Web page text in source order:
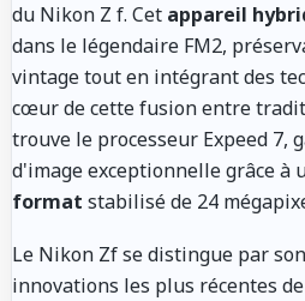
du Nikon Z f. Cet appareil
dans le légendaire FM2,
vintage tout en intégrant des
cœur de cette fusion entre
trouve le processeur Expeed 7,
d'image exceptionnelle grâce à
format stabilisé de 24
Le Nikon Zf se distingue par
innovations les plus récentes